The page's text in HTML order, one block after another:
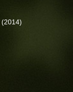
(2014)